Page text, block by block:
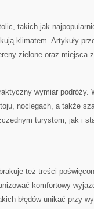
takich jak
klimatem. Artykuły
zielone oraz miejsca
wymiar podróży.
noclegach, a także
turystom, jak i
też treści
komfortowy
błędów unikać przy